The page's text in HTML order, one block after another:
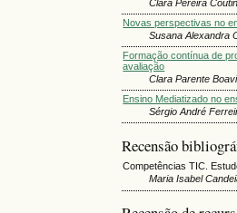
Clara Pereira
Novas perspectivas no
Susana Alexandra
Formação contínua de
avaliação
Clara Parente
Ensino Mediatizado no
Sérgio André
Recensão
Competências TIC.
Maria Isabel